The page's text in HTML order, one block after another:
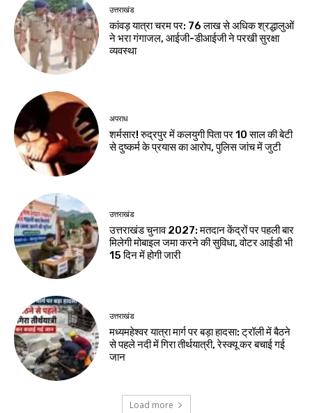
उत्तराखंड
कांवड़ यात्रा चरम पर: 76 लाख से अधिक श्रद्धालुओं
ने भरा गंगाजल, आईजी-डीआईजी ने परखी सुरक्षा
व्यवस्था
अपराध
शर्मसार! रुद्रपुर में कलयुगी पिता पर 10 साल की बेटी
से दुष्कर्म के प्रयास का आरोप, पुलिस जांच में जुटी
उत्तराखंड
उत्तराखंड चुनाव 2027: मतदान केंद्रों पर पहली बार
मिलेगी मोबाइल जमा करने की सुविधा, वोटर आईडी भी
15 दिन में होगी जारी
उत्तराखंड
मध्यमहेश्वर यात्रा मार्ग पर बड़ा हादसा: ट्रॉली में बैठने
से पहले नदी में गिरा तीर्थयात्री, रेस्क्यू कर बचाई गई
जान
Load more